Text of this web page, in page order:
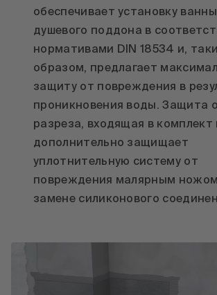
обеспечивает установку
душевого поддона в
нормативами DIN 18534 и,
образом, предлагает
защиту от повреждения в
проникновения воды. Защита
разреза, входящая в комплект
дополнительно защищает
уплотнительную систему от
повреждения малярным
замене силиконового